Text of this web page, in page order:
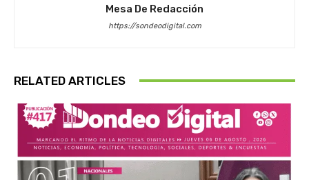
Mesa De Redacción
https://sondeodigital.com
RELATED ARTICLES